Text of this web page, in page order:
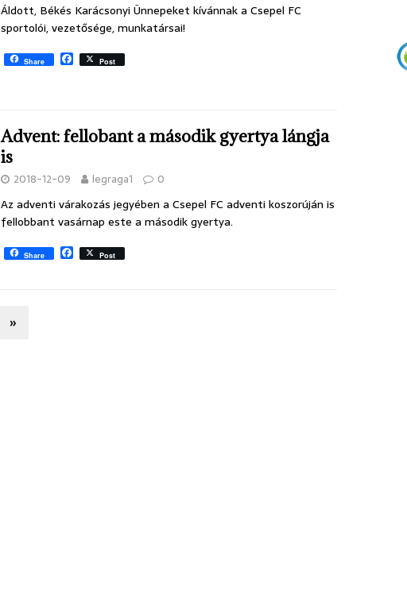
Áldott, Békés Karácsonyi Ünnepeket kívánnak a Csepel FC
sportolói, vezetősége, munkatársai!
Share a
o
k
Post
Advent: fellobant a második gyertya lángja
is
2018-12-09 legraga1 0
Az adventi várakozás jegyében a Csepel FC adventi koszorúján is
fellobbant vasárnap este a második gyertya.
Share a Post
»